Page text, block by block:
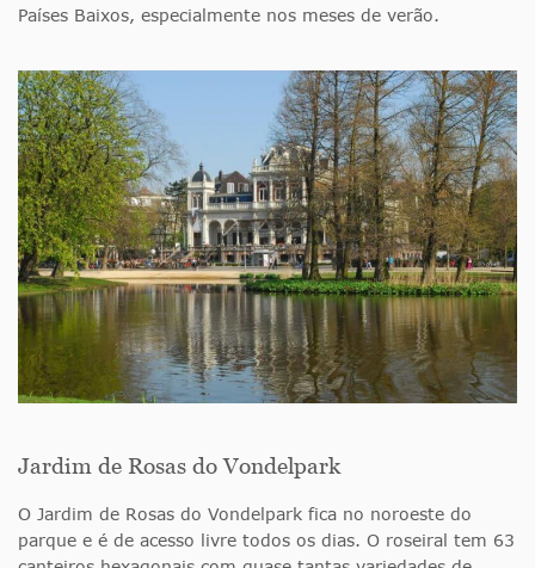
Países Baixos, especialmente nos meses de verão.
Jardim de Rosas do Vondelpark
O Jardim de Rosas do Vondelpark fica no noroeste do
parque e é de acesso livre todos os dias. O roseiral tem 63